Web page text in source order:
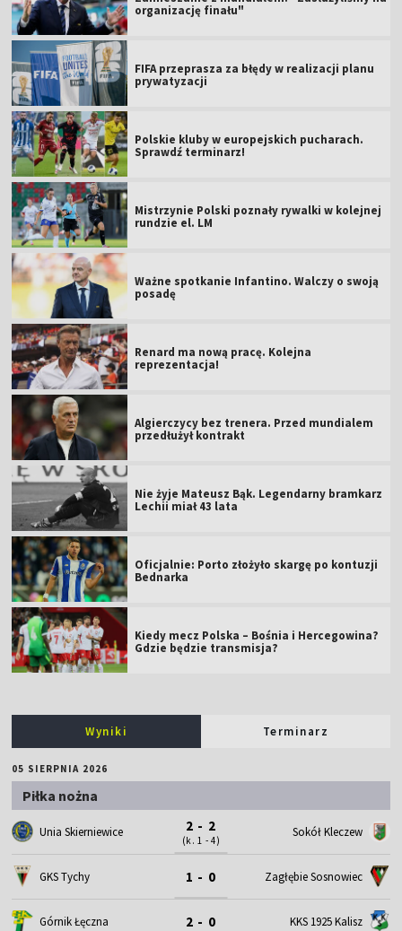
organizację finału"
FIFA przeprasza za błędy w realizacji planu
prywatyzacji
Polskie kluby w europejskich pucharach.
Sprawdź terminarz!
Mistrzynie Polski poznały rywalki w kolejnej
rundzie el. LM
Ważne spotkanie Infantino. Walczy o swoją
posadę
Renard ma nową pracę. Kolejna
reprezentacja!
Algierczycy bez trenera. Przed mundialem
przedłużył kontrakt
Nie żyje Mateusz Bąk. Legendarny bramkarz
Lechii miał 43 lata
Oficjalnie: Porto złożyło skargę po kontuzji
Bednarka
Kiedy mecz Polska – Bośnia i Hercegowina?
Gdzie będzie transmisja?
Wyniki Terminarz
05 SIERPNIA 2026
Piłka nożna
Unia Skierniewice 2 - 2
(k. 1 - 4)
Sokół Kleczew
GKS Tychy 1 - 0 Zagłębie Sosnowiec
Górnik Łęczna 2 - 0 KKS 1925 Kalisz